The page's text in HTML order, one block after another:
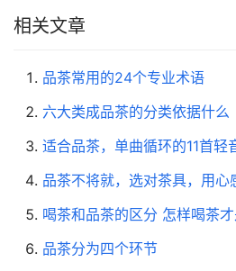
相关文章
品茶常用的24个专业术语
六大类成品茶的分类依据什么
适合品茶，单曲循环的11首轻
品茶不将就，选对茶具，用心
喝茶和品茶的区分 怎样喝茶
品茶分为四个环节